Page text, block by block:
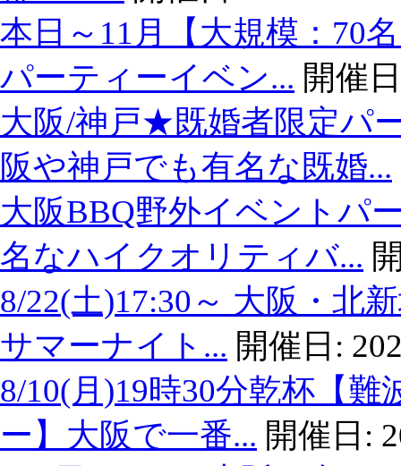
本日～11月【大規模：70
パーティーイベン... 開催
大阪/神戸★既婚者限定パ
阪や神戸でも有名な既婚...
大阪BBQ野外イベントパ
名なハイクオリティバ...
8/22(土)17:30～ 大阪・
サマーナイト... 開催日:
8/10(月)19時30分乾杯【
ー】大阪で一番... 開催日: